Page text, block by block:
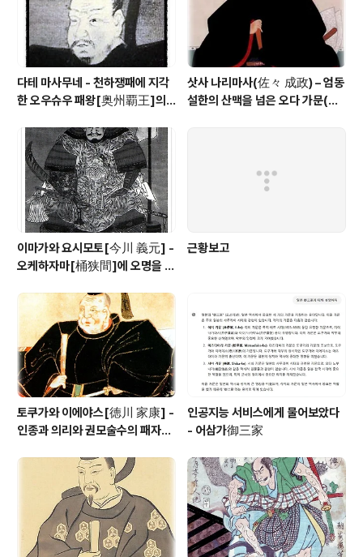
다테 마사무네 - 천하쟁패에 지각
한 오우슈우 패왕[奥州覇王]의 1
삿사 나리마사(佐々 成政) – 엄동
설한의 산맥을 넘은 오다 가문(織
이마가와 요시모토[今川 義元] -
오케하자마[桶狭間]에 오명을 남
근황보고
토쿠가와 이에야스[徳川 家康] -
인종과 의리와 권모술수의 패자
인공지능 서비스에게 물어보았다
- 어삼가御三家